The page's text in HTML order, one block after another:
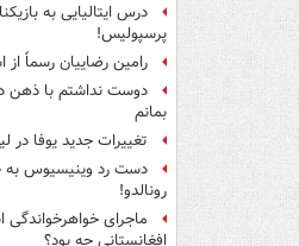
درس ایتالیایی‌ به
پرسپولیس!
رامین رضاییان رسماً
دوست نداشتم با ذهن
بمانم
تغییرات جدید یوفا در
دست رد وینیسیوس
رونالدو!
ماجرای خواهرخواندگی
افغانستانی چه بود؟